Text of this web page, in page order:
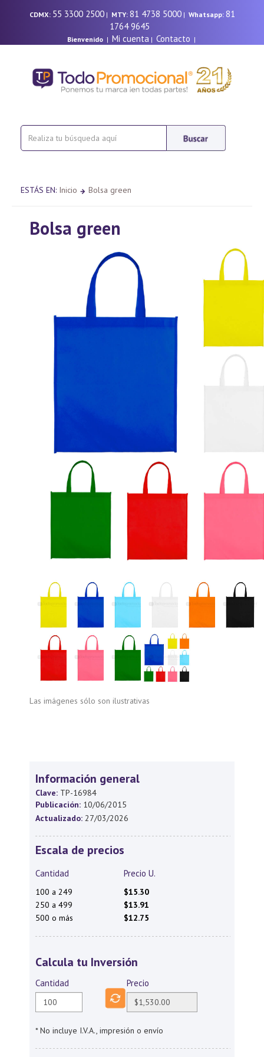
CDMX: 55 3300 2500| MTY: 81 4738 5000| Whatsapp: 81
1764 9645
Bienvenido| Mi cuenta | Contacto |
ESTÁS EN: Inicio Bolsa green
Bolsa green
Las imágenes sólo son ilustrativas
Información general
Clave: TP-16984
Publicación: 10/06/2015
Actualizado: 27/03/2026
Escala de precios
Cantidad Precio U.
100 a 249
$15.30
250 a 499
$13.91
500 o más
$12.75
Calcula tu Inversión
Cantidad Precio
* No incluye I.V.A., impresión o envío